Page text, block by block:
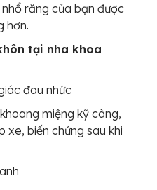
răng của bạn được
hơn.
tại nha khoa
đau nhức
miệng kỹ càng,
xe, biến chứng sau khi